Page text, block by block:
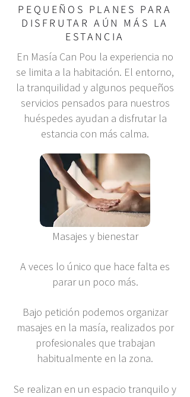
PEQUEÑOS PLANES PARA
DISFRUTAR AÚN MÁS LA
ESTANCIA
En Masía Can Pou la experiencia no
se limita a la habitación. El entorno,
la tranquilidad y algunos pequeños
servicios pensados para nuestros
huéspedes ayudan a disfrutar la
estancia con más calma.
Masajes y bienestar
A veces lo único que hace falta es
parar un poco más.
Bajo petición podemos organizar
masajes en la masía, realizados por
profesionales que trabajan
habitualmente en la zona.
Se realizan en un espacio tranquilo y